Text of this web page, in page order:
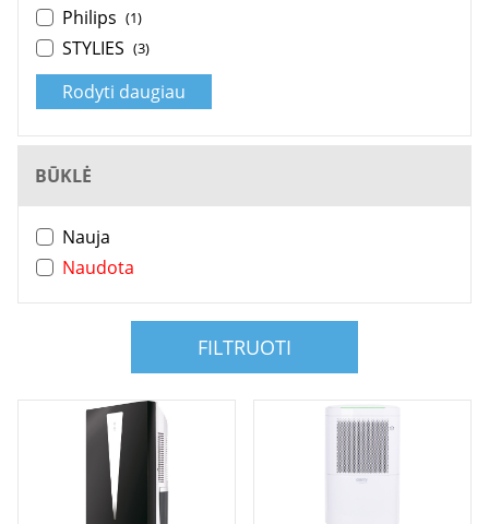
Philips (1)
STYLIES (3)
Rodyti daugiau
BŪKLĖ
Nauja
Naudota
FILTRUOTI